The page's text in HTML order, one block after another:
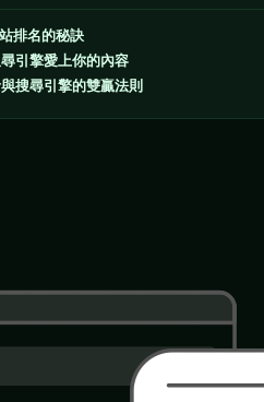
排名的秘訣
引擎愛上你的內容
搜尋引擎的雙贏法則